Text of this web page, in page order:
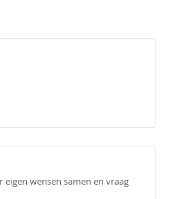
wensen samen en vraag